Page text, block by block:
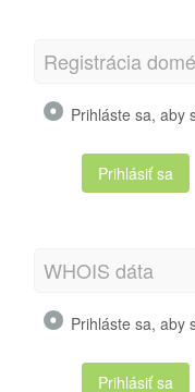
Registrácia
Prihláste sa, aby
Prihlásiť sa
WHOIS dáta
Prihláste sa, aby
Prihlásiť sa